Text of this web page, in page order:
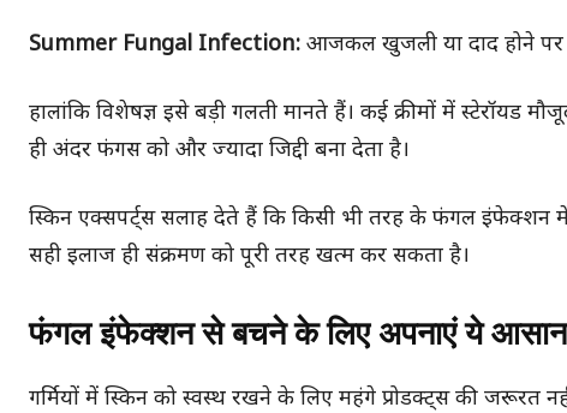
Summer Fungal Infection: आजकल खुजली या दाद होने पर
हालांकि विशेषज्ञ इसे बड़ी गलती मानते हैं। कई क्रीमों में
ही अंदर फंगस को और ज्यादा जिद्दी बना देता है।
स्किन एक्सपर्ट्स सलाह देते हैं कि किसी भी तरह के फंगल इंफेक्शन
सही इलाज ही संक्रमण को पूरी तरह खत्म कर सकता है।
फंगल इंफेक्शन से बचने के लिए अपनाएं ये
गर्मियों में स्किन को स्वस्थ रखने के लिए महंगे प्रोडक्ट्स की